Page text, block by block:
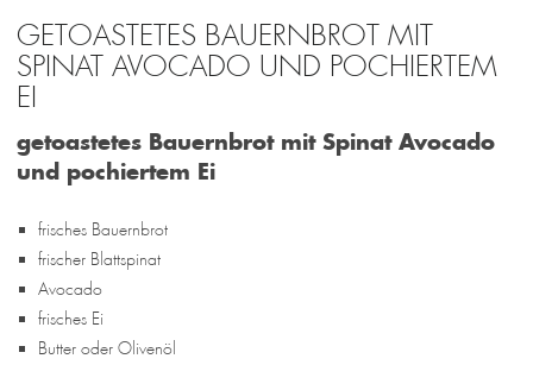
GETOASTETES BAUERNBROT MIT
SPINAT AVOCADO UND POCHIERTEM
EI
getoastetes Bauernbrot mit Spinat Avocado
und pochiertem Ei
frisches Bauernbrot
frischer Blattspinat
Avocado
frisches Ei
Butter oder Olivenöl